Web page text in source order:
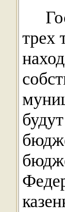
трех